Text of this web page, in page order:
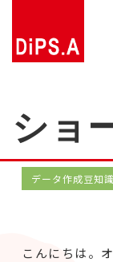
ショ
データ作成豆知識
こんにちは。